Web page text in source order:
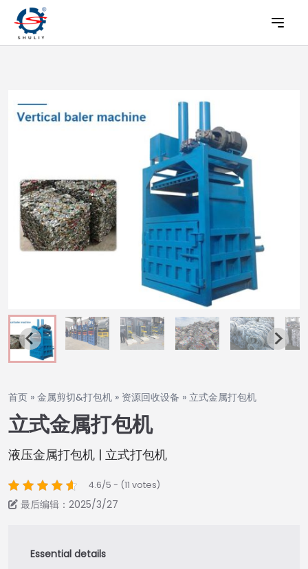
首页 » 金属剪切&打包机 » 资源回收设备 » 立式金属打包机
立式金属打包机
液压金属打包机 | 立式打包机
4.6/5 - (11 votes)
最后编辑：2025/3/27